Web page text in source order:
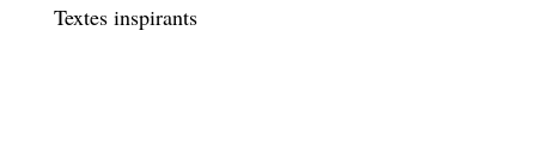
Textes inspirants